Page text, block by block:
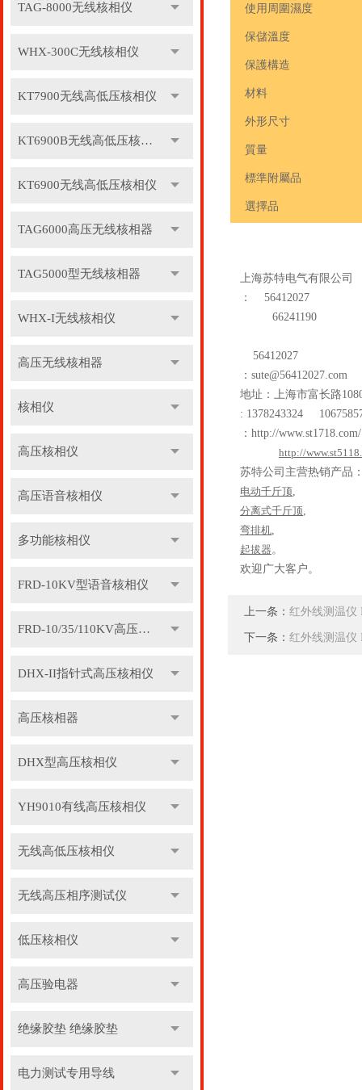
TAG-8000无线核相仪
WHX-300C无线核相仪
KT7900无线高低压核相仪
KT6900B无线高低压核相仪
KT6900无线高低压核相仪
TAG6000高压无线核相器
TAG5000型无线核相器
WHX-I无线核相仪
高压无线核相器
核相仪
高压核相仪
高压语音核相仪
多功能核相仪
FRD-10KV型语音核相仪
FRD-10/35/110KV高压语音核相器
DHX-II指针式高压核相仪
高压核相器
DHX型高压核相仪
YH9010有线高压核相仪
无线高低压核相仪
无线高压相序测试仪
低压核相仪
高压验电器
绝缘胶垫 绝缘胶垫
电力测试专用导线
使用周圍濕度
保儲溫度
保護構造
材料
外形尺寸
質量
標準附屬品
選擇品
上海苏特电气有限公司
：
56412027
66241190
56412027
： sute@56412027.com
地址：上海市富长路
: 1378243324
： http://www.st1718.com/
http://
苏特公司主营热销产品
电动千斤顶,
分离式千斤顶,
弯排机,
起拔器。
欢迎广大客户。
上一条： 红外线测温仪
下一条： 红外线测温仪